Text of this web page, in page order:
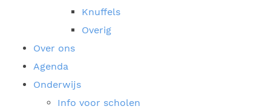
Knuffels
Overig
Over ons
Agenda
Onderwijs
Info voor scholen